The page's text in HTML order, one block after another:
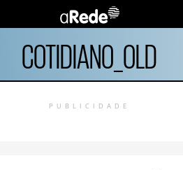
COTIDIANO_OLD
PUBLICIDADE